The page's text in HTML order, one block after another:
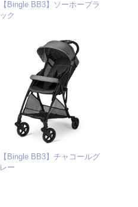
【Bingle BB3】ソーホーブラ
ック
【Bingle BB3】チャコールグ
レー